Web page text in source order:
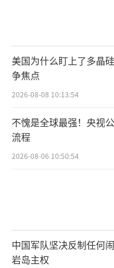
美国为什么盯上了多晶
争焦点
2026-08-08 10:13:54
不愧是全球最强！央视
流程
2026-08-06 10:50:54
中国军队坚决反制任何
岩岛主权